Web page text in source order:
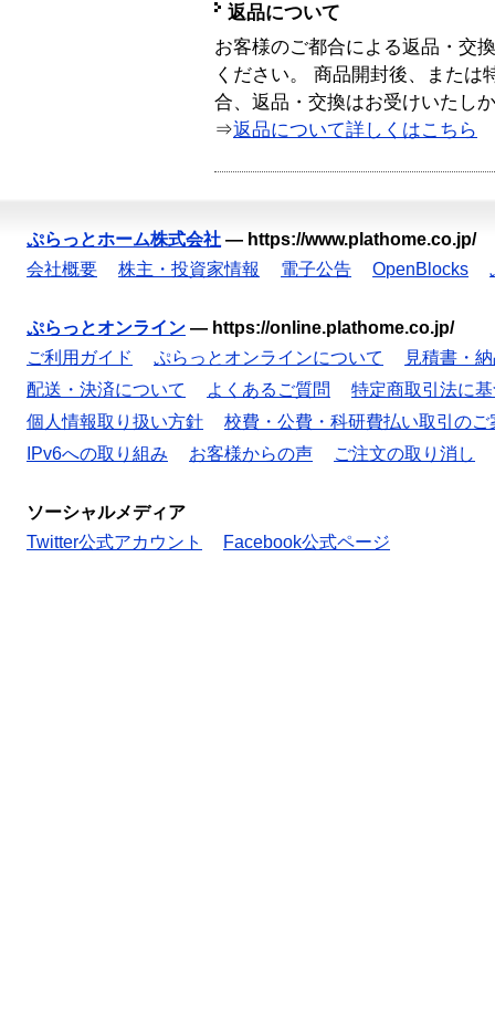
返品について
お客様のご都合による返品・交
ください。 商品開封後、または
合、返品・交換はお受けいたし
⇒返品について詳しくはこちら
ぷらっとホーム株式会社 — https://www.plathome.co.jp/
会社概要
株主・投資家情報 電子公告 OpenBlocks
ぷらっとオンライン — https://online.plathome.co.jp/
ご利用ガイド
ぷらっとオンラインについて
見積書・
配送・決済について
よくあるご質問
特定商取引法に
個人情報取り扱い方針
校費・公費・科研費払い取引のご
IPv6への取り組み
お客様からの声 ご注文の取り消し
ソーシャルメディア
Twitter公式アカウント
Facebook公式ページ